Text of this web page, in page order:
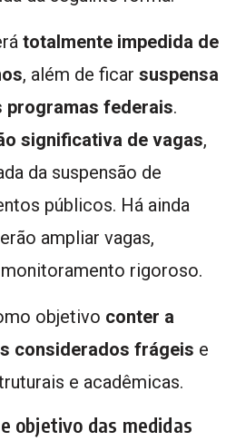
totalmente impedida de
, além de ficar suspensa
programas federais.
significativa de vagas,
da suspensão de
públicos. Há ainda
ampliar vagas,
rigoroso.
objetivo conter a
considerados frágeis e
e acadêmicas.
objetivo das medidas